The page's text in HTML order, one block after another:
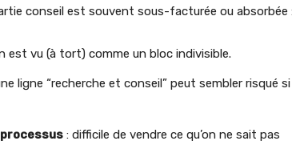
conseil est souvent sous-facturée ou absorbée
est vu (à tort) comme un bloc indivisible.
ligne “recherche et conseil” peut sembler risqué si
: difficile de vendre ce qu’on ne sait pas